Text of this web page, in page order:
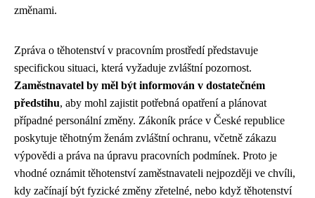
změnami.
Zpráva o těhotenství v pracovním prostředí představuje
specifickou situaci, která vyžaduje zvláštní pozornost.
Zaměstnavatel by měl být informován v dostatečném
předstihu, aby mohl zajistit potřebná opatření a plánovat
případné personální změny. Zákoník práce v České republice
poskytuje těhotným ženám zvláštní ochranu, včetně zákazu
výpovědi a práva na úpravu pracovních podmínek. Proto je
vhodné oznámit těhotenství zaměstnavateli nejpozději ve chvíli,
kdy začínají být fyzické změny zřetelné, nebo když těhotenství